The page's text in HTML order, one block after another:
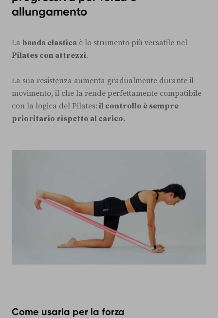
allungamento
La banda elastica è lo strumento più versatile nel
Pilates con attrezzi.
La sua resistenza aumenta gradualmente durante il
movimento, il che la rende perfettamente compatibile
con la logica del Pilates: il controllo è sempre
prioritario rispetto al carico.
Come usarla per la forza